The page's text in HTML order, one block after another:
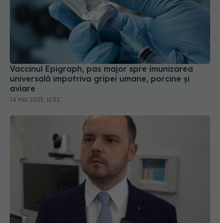
Vaccinul Epigraph, pas major spre imunizarea
universală împotriva gripei umane, porcine și
Alexandru Rogobete, anunț despre vaccinarea
14 oct 2025, 09:47